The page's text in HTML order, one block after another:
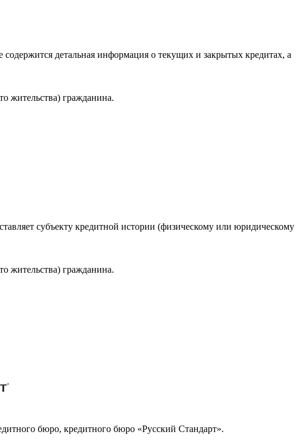
детальная информация о текущих и закрытых кредитах, а
жительства) гражданина.
субъекту кредитной истории (физическому или юридическому
жительства) гражданина.
бюро, кредитного бюро «Русский Стандарт».